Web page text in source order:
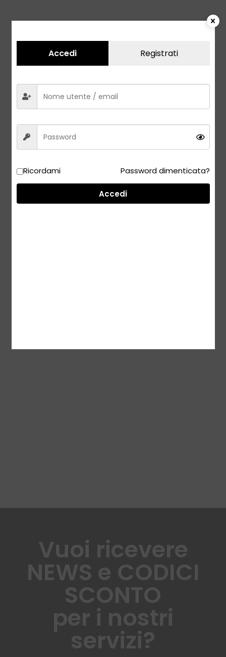
Vuoi ricevere
NEWS e CODICI
SCONTO
per i nostri
servizi?
Accedi Registrati
Ricordami Password dimenticata?
Accedi